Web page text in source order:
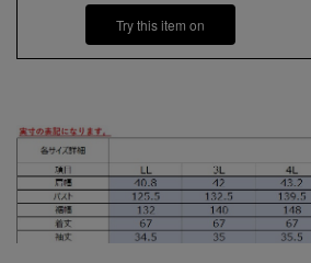
Try this item on